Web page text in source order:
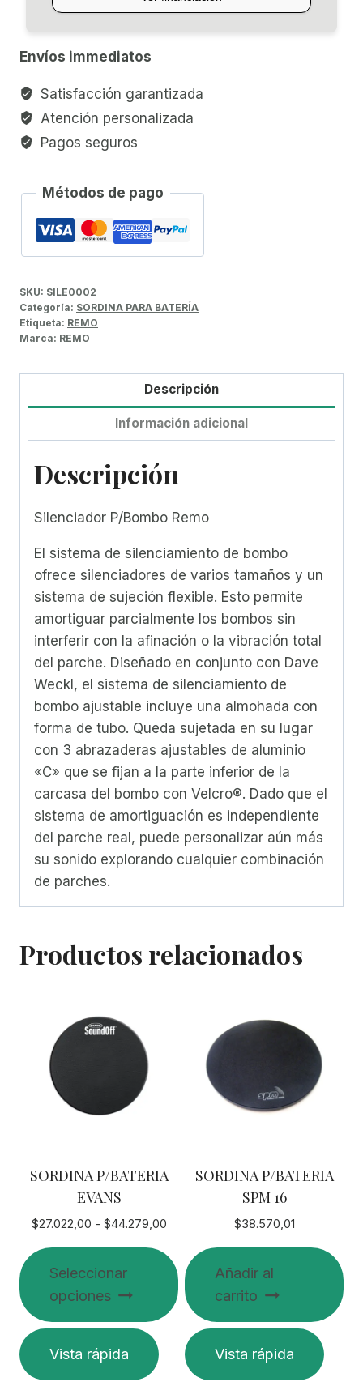
Envíos immediatos
Satisfacción garantizada
Atención personalizada
Pagos seguros
Métodos de pago
SKU: SILE0002
Categoría: SORDINA PARA BATERÍA
Etiqueta: REMO
Marca: REMO
Descripción
Información adicional
Descripción
Silenciador P/Bombo Remo
El sistema de silenciamiento de bombo
ofrece silenciadores de varios tamaños y un
sistema de sujeción flexible. Esto permite
amortiguar parcialmente los bombos sin
interferir con la afinación o la vibración total
del parche. Diseñado en conjunto con Dave
Weckl, el sistema de silenciamiento de
bombo ajustable incluye una almohada con
forma de tubo. Queda sujetada en su lugar
con 3 abrazaderas ajustables de aluminio
«C» que se fijan a la parte inferior de la
carcasa del bombo con Velcro®. Dado que el
sistema de amortiguación es independiente
del parche real, puede personalizar aún más
su sonido explorando cualquier combinación
de parches.
Productos relacionados
SORDINA P/BATERIA
EVANS
$27.022,00 - $44.279,00Rango
precios:
desde
$27.022,00
hasta
$44.279,00
Seleccionar
opciones
Este
producto
tiene
Vista rápida
SORDINA P/BATERIA
SPM 16
$38.570,01
Añadir al
carrito
Vista rápida